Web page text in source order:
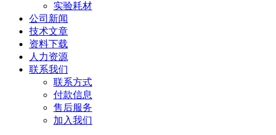
实验耗材
公司新闻
技术文章
资料下载
人力资源
联系我们
联系方式
付款信息
售后服务
加入我们